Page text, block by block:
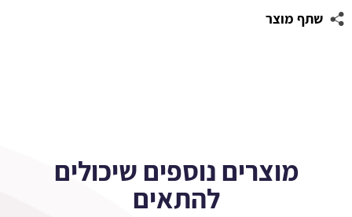
שתף מוצר
מוצרים נוספים שיכולים
להתאים